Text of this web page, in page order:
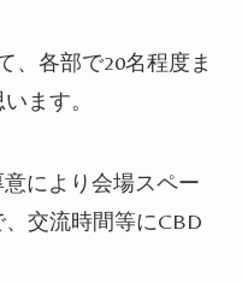
、各部で20名程度ま
ます。
意により会場スペー
交流時間等にCBD